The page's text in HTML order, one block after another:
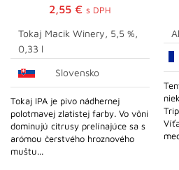
2,55 € s DPH
Tokaj Macik Winery, 5,5 %,
0,33 l
Slovensko
Tokaj IPA je pivo nádhernej
polotmavej zlatistej farby. Vo vôni
dominujú citrusy prelínajúce sa s
arómou čerstvého hroznového
muštu...